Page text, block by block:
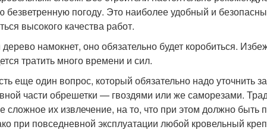
безветренную погоду. Это наиболее удобный и
высокого качества работ.
намокнет, оно обязательно будет коробиться.
тратить много времени и сил.
еще один вопрос, который обязательно надо уточнить
части обрешетки — гвоздями или же саморезами.
сложное их извлечение, на то, что при этом должно
при повседневной эксплуатации любой кровельный